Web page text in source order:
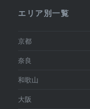
エリア別一覧
京都
奈良
和歌山
大阪